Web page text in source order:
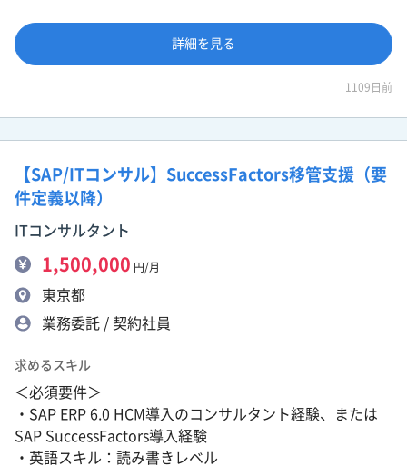
詳細を見る
1109日前
【SAP/ITコンサル】SuccessFactors移管支援（要
件定義以降）
ITコンサルタント
1,500,000 円/月
東京都
業務委託 / 契約社員
求めるスキル
＜必須要件＞
・SAP ERP 6.0 HCM導入のコンサルタント経験、または
SAP SuccessFactors導入経験
・英語スキル：読み書きレベル